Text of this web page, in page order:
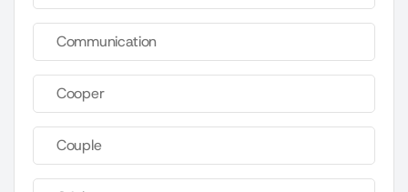
Communication
Cooper
Couple